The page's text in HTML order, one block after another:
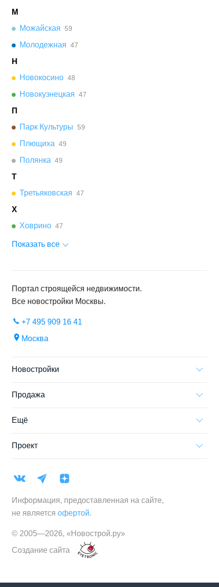
М
Можайская
59
Молодежная 47
Н
Новокосино 48
Новокузнецкая 47
П
Парк Культуры
59
Плющиха 49
Полянка 49
Т
Третьяковская 47
Х
Ховрино 47
Показать все
Портал строящейся недвижимости.
Все новостройки Москвы.
+7 495 909 16 41
Москва
Новостройки
Продажа
Ещё
Проект
Информация, предоставленная на сайте,
не является офертой.
© 2005—2026, «Новострой.ру»
Создание сайта